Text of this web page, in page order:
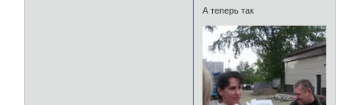
А теперь так